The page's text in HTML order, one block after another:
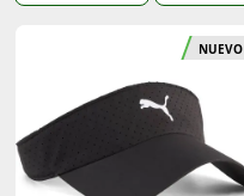
NUEVO